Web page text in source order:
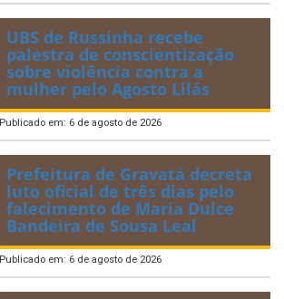
UBS de Russinha recebe
palestra de conscientização
sobre violência contra a
mulher pelo Agosto Lilás
Publicado em: 6 de agosto de 2026
Prefeitura de Gravatá decreta
luto oficial de três dias pelo
falecimento de Maria Dulce
Bandeira de Sousa Leal
Publicado em: 6 de agosto de 2026